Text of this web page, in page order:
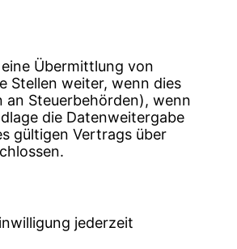
Übermittlung von
Stellen weiter, wenn dies
Steuerbehörden), wenn
die Datenweitergabe
gültigen Vertrags über
jederzeit